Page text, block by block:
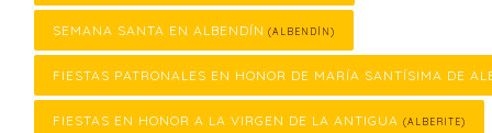
SEMANA SANTA EN ALBENDÍN (ALBENDÍN)
FIESTAS PATRONALES EN HONOR DE MARÍA SANTÍSIMA DE
FIESTAS EN HONOR A LA VIRGEN DE LA ANTIGUA (ALBERITE)